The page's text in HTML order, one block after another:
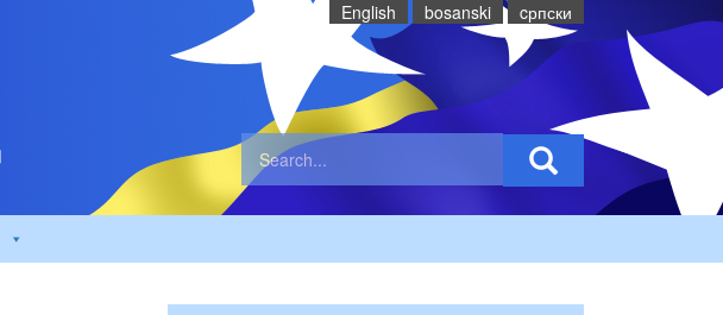
English bosanski cрпски